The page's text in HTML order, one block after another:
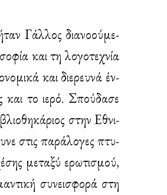
Γάλ­λος δια­νο­ού­με­
και τη λο­γο­τε­χνία
και διε­ρευ­νά έν­
και το ιε­ρό. Σπού­δα­σε
στην Εθνι­
στις πα­ρά­λο­γες πτυ­
με­τα­ξύ ερω­τι­σμού,
συ­νει­σφο­ρά στη